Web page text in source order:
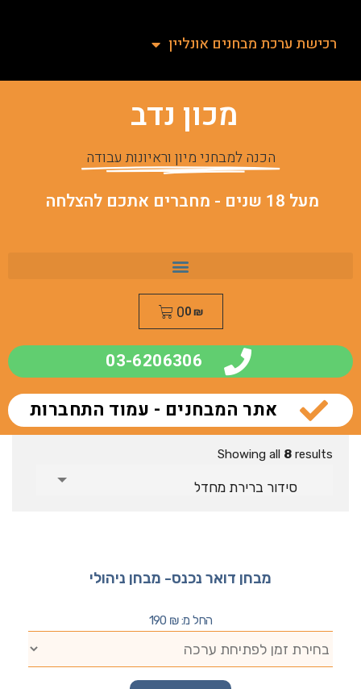
רכישת ערכת מבחנים אונליין
מכון נדב
הכנה למבחני מיון וראיונות עבודה
מעל 18 שנים - מחברים אתכם להצלחה
0₪
0
03-6206306
אתר המבחנים - עמוד התחברות
Showing all 8 results
סידור ברירת מחדל
מבחן דואר נכנס- מבחן ניהולי
החל מ: 190 ₪